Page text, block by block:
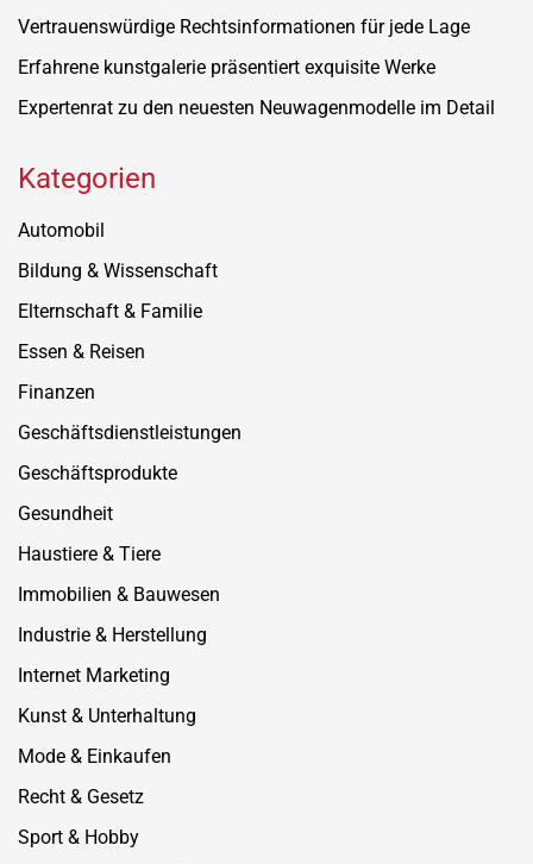
Vertrauenswürdige Rechtsinformationen für jede Lage
Erfahrene kunstgalerie präsentiert exquisite Werke
Expertenrat zu den neuesten Neuwagenmodelle im Detail
Kategorien
Automobil
Bildung & Wissenschaft
Elternschaft & Familie
Essen & Reisen
Finanzen
Geschäftsdienstleistungen
Geschäftsprodukte
Gesundheit
Haustiere & Tiere
Immobilien & Bauwesen
Industrie & Herstellung
Internet Marketing
Kunst & Unterhaltung
Mode & Einkaufen
Recht & Gesetz
Sport & Hobby